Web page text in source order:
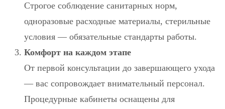
Строгое соблюдение санитарных норм,
одноразовые расходные материалы, стерильные
условия — обязательные стандарты работы.
Комфорт на каждом этапе
От первой консультации до завершающего ухода
— вас сопровождает внимательный персонал.
Процедурные кабинеты оснащены для